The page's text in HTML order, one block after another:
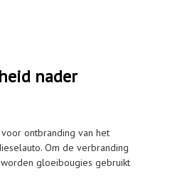
nader
ontbranding van het
Om de verbranding
gloeibougies gebruikt